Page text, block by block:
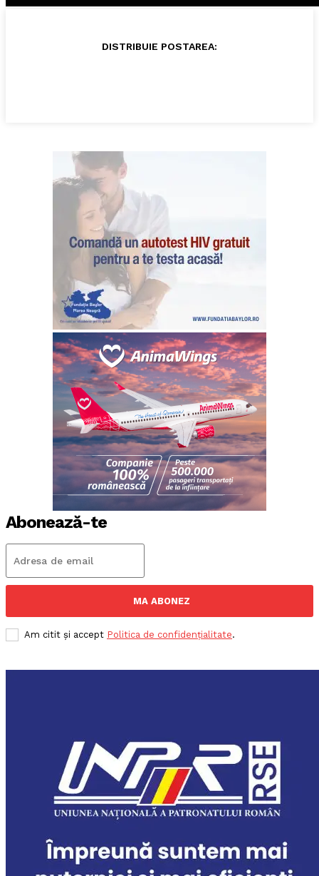
DISTRIBUIE POSTAREA:
Abonează-te
MA ABONEZ
Am citit și accept Politica de confidențialitate.